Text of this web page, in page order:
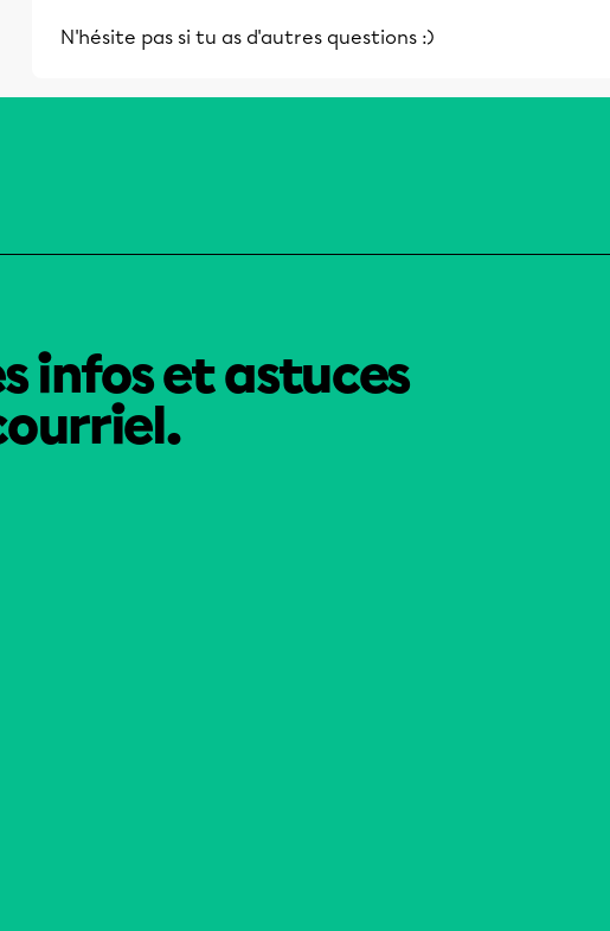
N'hésite pas si tu as d'autres questions :)
infos et astuces